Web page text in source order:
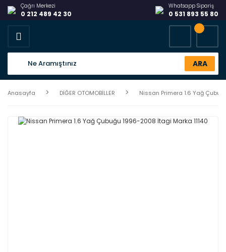
Çağrı Merkezi
0 212 489 42 30
Whatsapp Sipariş
0 531 893 55 80
ARA
Anasayfa DİĞER OTOMOBİLLER Nissan Primera 1.6 Yağ